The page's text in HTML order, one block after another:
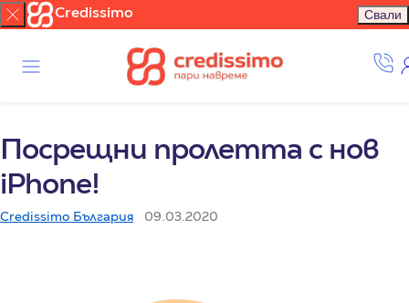
Credissimo Свали
Посрещни пролетта с нов
iPhone!
Credissimo България 09.03.2020